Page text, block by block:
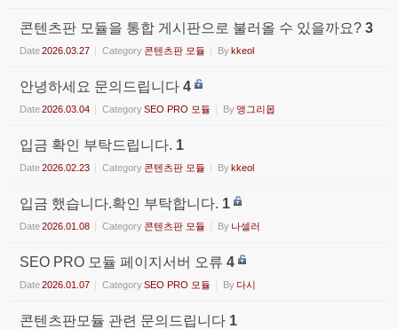
콘텐츠판 모듈을 통합 게시판으로 불러올 수 있을까요? 3
Date2026.03.27 Category 콘텐츠판 모듈 Bykkeol
안녕하세요 문의드립니다 4
Date2026.03.04 CategorySEO PRO 모듈 By앵그리몹
입금 확인 부탁드립니다. 1
Date2026.02.23 Category 콘텐츠판 모듈 Bykkeol
입금 했습니다.확인 부탁합니다. 1
Date2026.01.08 Category 콘텐츠판 모듈 By 나셀러
SEO PRO 모듈 페이지서버 오류 4
Date2026.01.07 CategorySEO PRO 모듈 By 다시
콘텐츠판모듈 관련 문의드립니다 1